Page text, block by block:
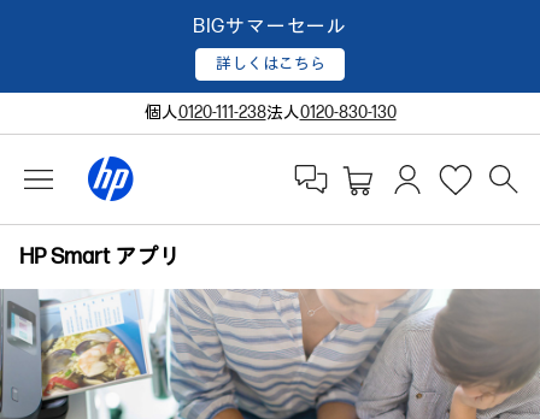
BIGサマーセール
詳しくはこちら
個人0120-111-238法人0120-830-130
HP Smart アプリ